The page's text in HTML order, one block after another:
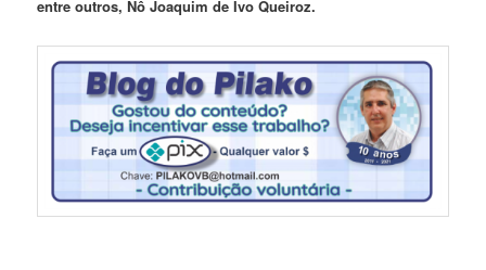
entre outros, Nô Joaquim de Ivo Queiroz.